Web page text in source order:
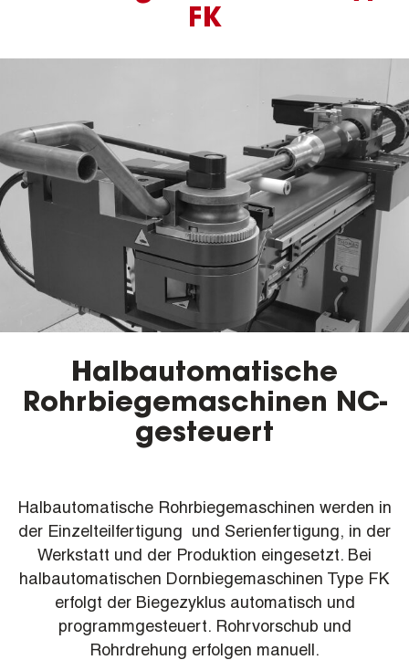
FK
Halbautomatische
Rohrbiegemaschinen NC-
gesteuert
Halbautomatische Rohrbiegemaschinen werden in
der Einzelteilfertigung und Serienfertigung, in der
Werkstatt und der Produktion eingesetzt. Bei
halbautomatischen Dornbiegemaschinen Type FK
erfolgt der Biegezyklus automatisch und
programmgesteuert. Rohrvorschub und
Rohrdrehung erfolgen manuell.